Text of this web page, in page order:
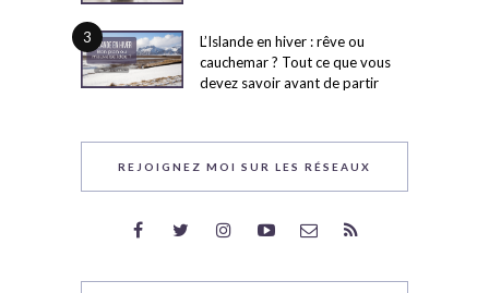
3
L’Islande en hiver : rêve ou
cauchemar ? Tout ce que vous
devez savoir avant de partir
REJOIGNEZ MOI SUR LES RÉSEAUX